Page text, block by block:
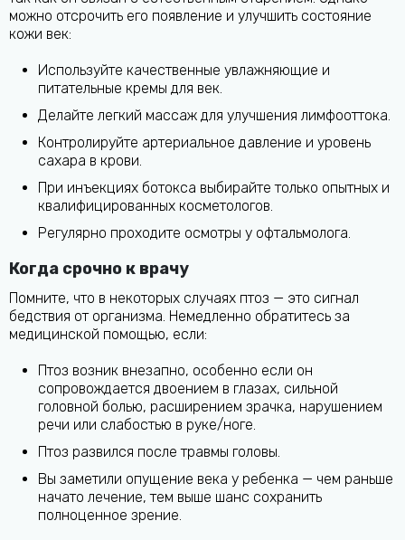
можно отсрочить его появление и улучшить состояние
кожи век:
Используйте качественные увлажняющие и
питательные кремы для век.
Делайте легкий массаж для улучшения лимфооттока.
Контролируйте артериальное давление и уровень
сахара в крови.
При инъекциях ботокса выбирайте только опытных и
квалифицированных косметологов.
Регулярно проходите осмотры у офтальмолога.
Когда срочно к врачу
Помните, что в некоторых случаях птоз — это сигнал
бедствия от организма. Немедленно обратитесь за
медицинской помощью, если:
Птоз возник внезапно, особенно если он
сопровождается двоением в глазах, сильной
головной болью, расширением зрачка, нарушением
речи или слабостью в руке/ноге.
Птоз развился после травмы головы.
Вы заметили опущение века у ребенка — чем раньше
начато лечение, тем выше шанс сохранить
полноценное зрение.